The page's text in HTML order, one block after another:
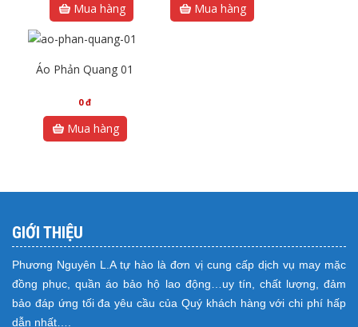
Mua hàng Mua hàng
Áo Phản Quang 01
0đ
Mua hàng
GIỚI THIỆU
Phương Nguyên L.A tự hào là đơn vị cung cấp dịch vụ may mặc
đồng phục, quần áo bảo hộ lao động…uy tín, chất lượng, đảm
bảo đáp ứng tối đa yêu cầu của Quý khách hàng với chi phí hấp
dẫn nhất….